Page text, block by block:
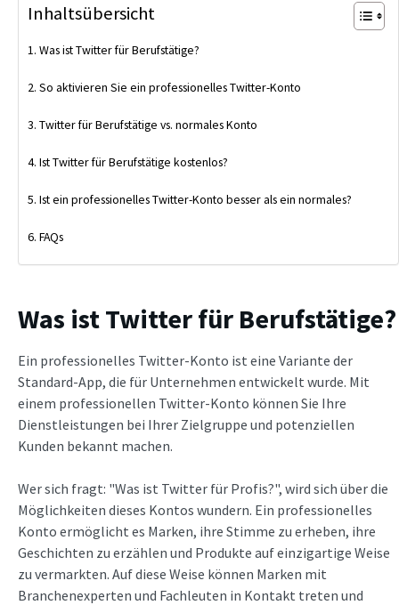
Inhaltsübersicht
Was ist Twitter für Berufstätige?
So aktivieren Sie ein professionelles Twitter-Konto
Twitter für Berufstätige vs. normales Konto
Ist Twitter für Berufstätige kostenlos?
Ist ein professionelles Twitter-Konto besser als ein normales?
FAQs
Was ist Twitter für Berufstätige?
Ein professionelles Twitter-Konto ist eine Variante der
Standard-App, die für Unternehmen entwickelt wurde. Mit
einem professionellen Twitter-Konto können Sie Ihre
Dienstleistungen bei Ihrer Zielgruppe und potenziellen
Kunden bekannt machen.
Wer sich fragt: "Was ist Twitter für Profis?", wird sich über die
Möglichkeiten dieses Kontos wundern. Ein professionelles
Konto ermöglicht es Marken, ihre Stimme zu erheben, ihre
Geschichten zu erzählen und Produkte auf einzigartige Weise
zu vermarkten. Auf diese Weise können Marken mit
Branchenexperten und Fachleuten in Kontakt treten und